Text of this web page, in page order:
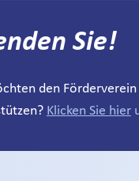
Sie!
den
Klicken Sie hier